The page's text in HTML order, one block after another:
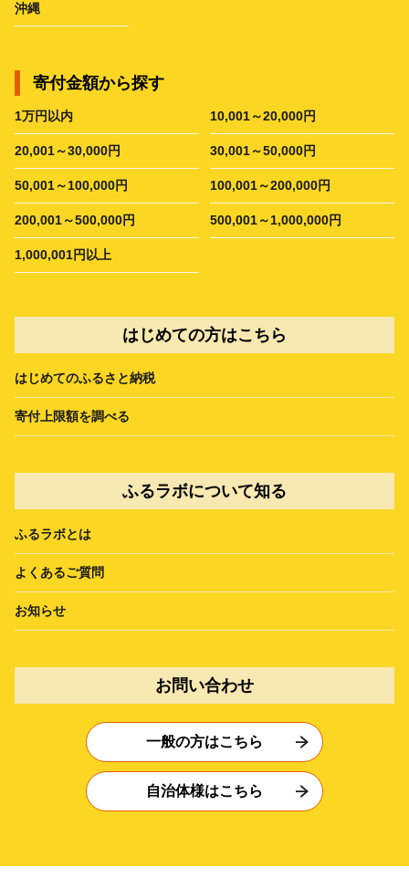
沖縄
寄付金額から探す
1万円以内 10,001～20,000円
20,001～30,000円 30,001～50,000円
50,001～100,000円 100,001～200,000円
200,001～500,000円 500,001～1,000,000円
1,000,001円以上
はじめての方はこちら
はじめてのふるさと納税
寄付上限額を調べる
ふるラボについて知る
ふるラボとは
よくあるご質問
お知らせ
お問い合わせ
一般の方はこちら
自治体様はこちら